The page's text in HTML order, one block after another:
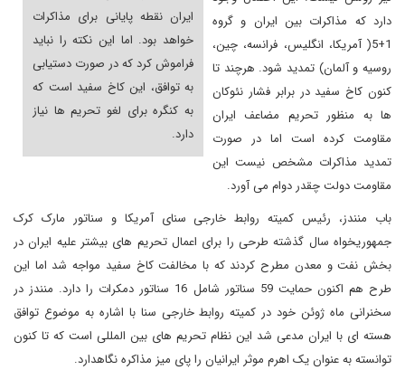
ایران نقطه پایانی برای مذاکرات
خواهد بود. اما این نکته را نباید
فراموش کرد که در صورت دستیابی
به توافق، این کاخ سفید است که
به کنگره برای لغو تحریم ها نیاز
دارد.
دارد که مذاکرات بین ایران و گروه
1+5( آمریکا، انگلیس، فرانسه، چین،
روسیه و آلمان) تمدید شود. هرچند تا
کنون کاخ سفید در برابر فشار نئوکان
ها به منظور تحریم مضاعف ایران
مقاومت کرده است اما در صورت
تمدید مذاکرات مشخص نیست این
مقاومت دولت چقدر دوام می آورد.
باب منندز، رئیس کمیته روابط خارجی سنای آمریکا و سناتور مارک کرک
جمهوریخواه سال گذشته طرحی را برای اعمال تحریم های بیشتر علیه ایران در
بخش نفت و معدن مطرح کردند که با مخالفت کاخ سفید مواجه شد اما این
طرح هم اکنون حمایت 59 سناتور شامل 16 سناتور دمکرات را دارد. منندز در
سخنرانی ماه ژوئن خود در کمیته روابط خارجی سنا با اشاره به موضوع توافق
هسته ای با ایران مدعی شد این نظام تحریم های بین المللی است که تا کنون
توانسته به عنوان یک اهرم موثر ایرانیان را پای میز مذاکره نگاهدارد.